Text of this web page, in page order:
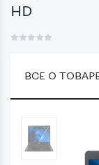
HD
ВСЕ О